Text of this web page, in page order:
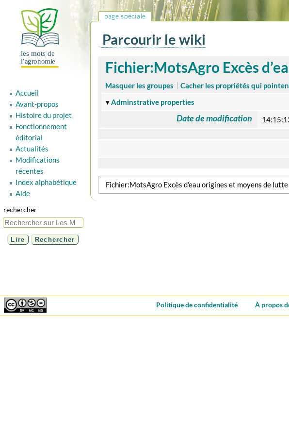
Parcourir le wiki
Aller
Aller
Fichier:MotsAgro Excès
Masquer les groupes
Cacher les propriétés qui
Adminstrative properties
Date de modification
page spéciale
Accueil
Avant-propos
Histoire du projet
Fonctionnement
éditorial
Actualités
Modifications
récentes
Index alphabétique
Aide
rechercher
Politique de confidentialité À propos